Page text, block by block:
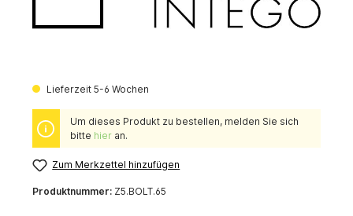
Lieferzeit 5-6 Wochen
Um dieses Produkt zu bestellen, melden Sie sich
bitte hieran.
Zum Merkzettel hinzufügen
Produktnummer: Z5.BOLT.65